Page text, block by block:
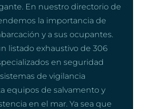
En nuestro directorio de
la importancia de
y a sus ocupantes.
listado exhaustivo de 306
en seguridad
de vigilancia
equipos de salvamento y
en el mar. Ya sea que